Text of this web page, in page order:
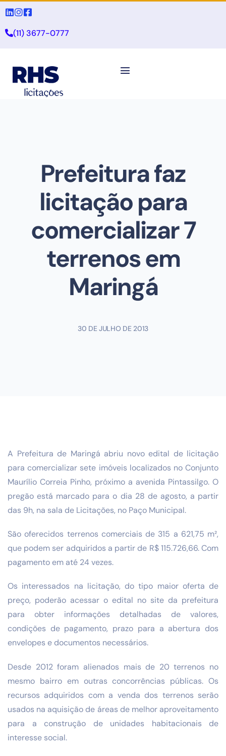
(11) 3677-0777
Prefeitura faz
licitação para
comercializar 7
terrenos em
Maringá
30 DE JULHO DE 2013
A Prefeitura de Maringá abriu novo edital de licitação
para comercializar sete imóveis localizados no Conjunto
Maurílio Correia Pinho, próximo a avenida Pintassilgo. O
pregão está marcado para o dia 28 de agosto, a partir
das 9h, na sala de Licitações, no Paço Municipal.
São oferecidos terrenos comerciais de 315 a 621,75 m²,
que podem ser adquiridos a partir de R$ 115.726,66. Com
pagamento em até 24 vezes.
Os interessados na licitação, do tipo maior oferta de
preço, poderão acessar o edital no site da prefeitura
para obter informações detalhadas de valores,
condições de pagamento, prazo para a abertura dos
envelopes e documentos necessários.
Desde 2012 foram alienados mais de 20 terrenos no
mesmo bairro em outras concorrências públicas. Os
recursos adquiridos com a venda dos terrenos serão
usados na aquisição de áreas de melhor aproveitamento
para a construção de unidades habitacionais de
interesse social.